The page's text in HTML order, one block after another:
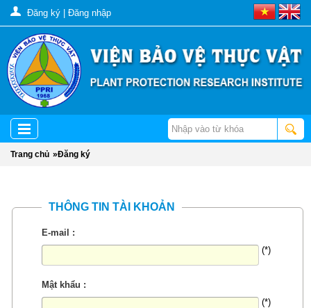
Đăng ký Đăng nhập
Trang chủ »Đăng ký
THÔNG TIN TÀI KHOẢN
E-mail :
(*)
Mật khẩu :
(*)